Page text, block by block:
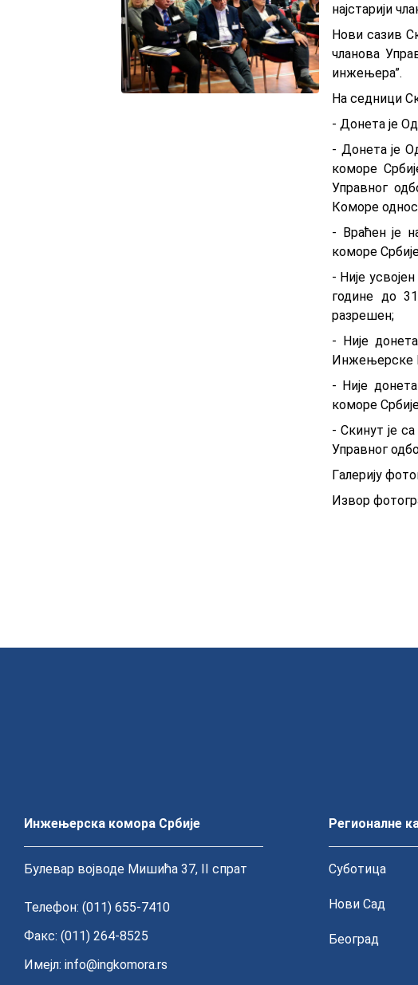
најстарији
Нoви сaзив
члaнoва
инжењера”.
На седници
- Донета је
- Донета је
коморе
Управног
Коморе
- Враћен је
коморе
- Није
године до
разрешен;
- Није
Инжењерске
- Није
коморе
- Скинут је
Управног
Гaлeриjу
Извор
Инжењерска комора Србије
Булевар војводе Мишића 37, II спрат
Телефон: (011) 655-7410
Факс: (011) 264-8525
Имејл: info@ingkomora.rs
Регионалне
Суботица
Нови Сад
Београд